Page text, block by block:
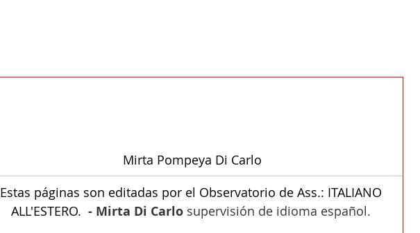
Mirta Pompeya Di Carlo
Estas páginas son editadas por el Observatorio de Ass.: ITALIANO
ALL'ESTERO. - Mirta Di Carlo supervisión de idioma español.